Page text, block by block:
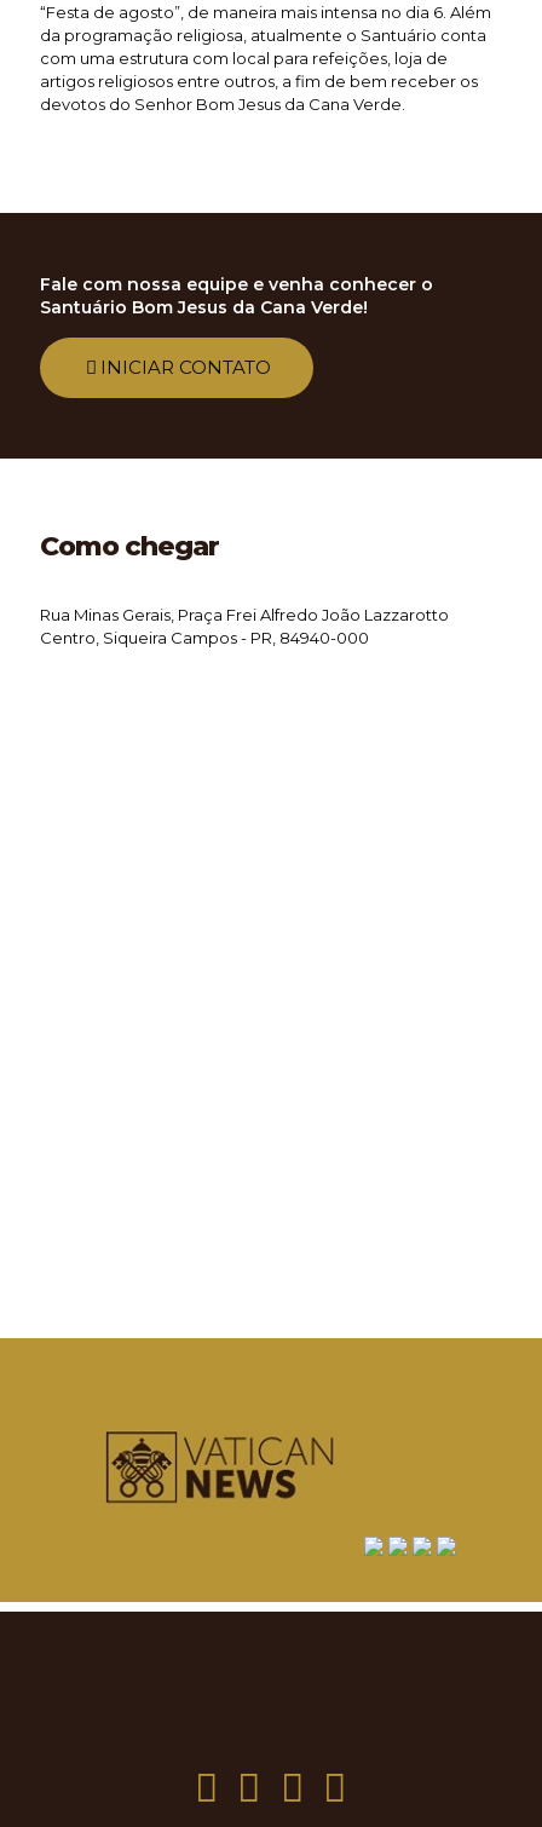
“Festa de agosto”, de maneira mais intensa no dia 6. Além
da programação religiosa, atualmente o Santuário conta
com uma estrutura com local para refeições, loja de
artigos religiosos entre outros, a fim de bem receber os
devotos do Senhor Bom Jesus da Cana Verde.
Fale com nossa equipe e venha conhecer o
Santuário Bom Jesus da Cana Verde!
INICIAR CONTATO
Como chegar
Rua Minas Gerais, Praça Frei Alfredo João Lazzarotto
Centro, Siqueira Campos - PR, 84940-000